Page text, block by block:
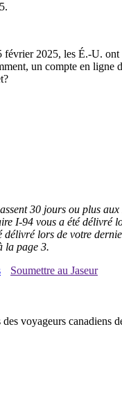
février 2025, les É.-U.
un compte en ligne
30 jours ou plus
I-94 vous a été délivré
lors de votre
la page 3.
Soumettre au Jaseur
voyageurs canadiens